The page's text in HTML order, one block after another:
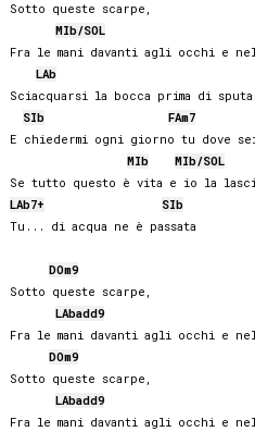
Sotto queste scarpe,
MIb/SOL
Fra le mani davanti agli occhi e
LAb
Sciacquarsi la bocca prima di
SIb
FAm7
E chiedermi ogni giorno tu dove
MIb
MIb/SOL
LAb7+
SIb
Tu... di acqua ne è passata
DOm9
Sotto queste scarpe,
LAbadd9
Fra le mani davanti agli occhi e
DOm9
Sotto queste scarpe,
LAbadd9
Fra le mani davanti agli occhi e